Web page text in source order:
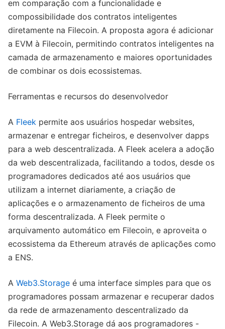
em comparação com a funcionalidade e
compossibilidade dos contratos inteligentes
diretamente na Filecoin. A proposta agora é adicionar
a EVM à Filecoin, permitindo contratos inteligentes na
camada de armazenamento e maiores oportunidades
de combinar os dois ecossistemas.
Ferramentas e recursos do desenvolvedor
A Fleek permite aos usuários hospedar websites,
armazenar e entregar ficheiros, e desenvolver dapps
para a web descentralizada. A Fleek acelera a adoção
da web descentralizada, facilitando a todos, desde os
programadores dedicados até aos usuários que
utilizam a internet diariamente, a criação de
aplicações e o armazenamento de ficheiros de uma
forma descentralizada. A Fleek permite o
arquivamento automático em Filecoin, e aproveita o
ecossistema da Ethereum através de aplicações como
a ENS.
A Web3.Storage é uma interface simples para que os
programadores possam armazenar e recuperar dados
da rede de armazenamento descentralizado da
Filecoin. A Web3.Storage dá aos programadores -